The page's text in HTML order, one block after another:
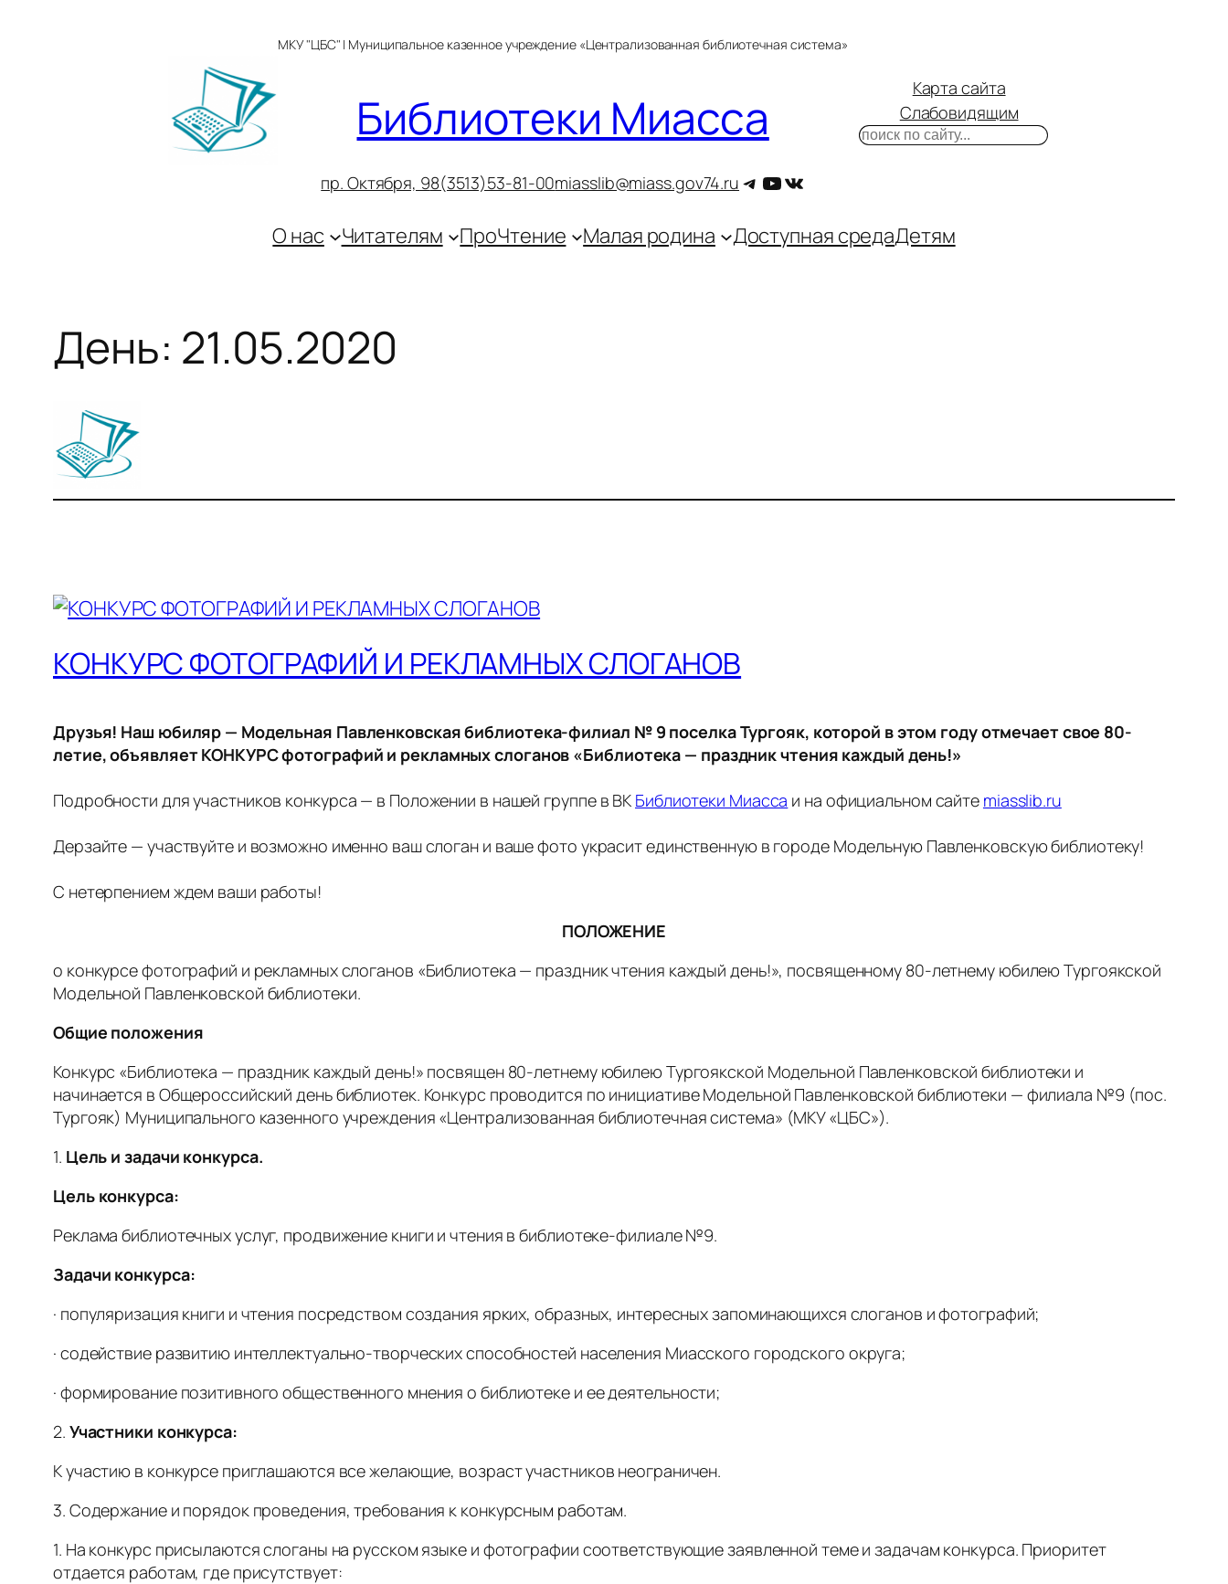
МКУ "ЦБС" | Муниципальное казенное учреждение «Централизованная библиотечная система»
Библиотеки Миасса
пр. Октября, 98(3513)53-81-00miasslib@miass.gov74.ru Telegram
YouTube
ВКонтакте
Карта сайта
Слабовидящим
Поиск
О нас Читателям ПроЧтение Малая родина Доступная средаДетям
День: 21.05.2020
КОНКУРС ФОТОГРАФИЙ И РЕКЛАМНЫХ СЛОГАНОВ
Друзья! Наш юбиляр — Модельная Павленковская библиотека-филиал № 9 поселка Тургояк, которой в этом году отмечает свое 80-
летие, объявляет КОНКУРС фотографий и рекламных слоганов «Библиотека — праздник чтения каждый день!»
Подробности для участников конкурса — в Положении в нашей группе в ВК Библиотеки Миасса и на официальном сайте miasslib.ru
Дерзайте — участвуйте и возможно именно ваш слоган и ваше фото украсит единственную в городе Модельную Павленковскую библиотеку!
С нетерпением ждем ваши работы!
ПОЛОЖЕНИЕ
о конкурсе фотографий и рекламных слоганов «Библиотека — праздник чтения каждый день!», посвященному 80-летнему юбилею Тургоякской
Модельной Павленковской библиотеки.
Общие положения
Конкурс «Библиотека — праздник каждый день!» посвящен 80-летнему юбилею Тургоякской Модельной Павленковской библиотеки и
начинается в Общероссийский день библиотек. Конкурс проводится по инициативе Модельной Павленковской библиотеки — филиала №9 (пос.
Тургояк) Муниципального казенного учреждения «Централизованная библиотечная система» (МКУ «ЦБС»).
1. Цель и задачи конкурса.
Цель конкурса:
Реклама библиотечных услуг, продвижение книги и чтения в библиотеке-филиале №9.
Задачи конкурса:
· популяризация книги и чтения посредством создания ярких, образных, интересных запоминающихся слоганов и фотографий;
· содействие развитию интеллектуально-творческих способностей населения Миасского городского округа;
· формирование позитивного общественного мнения о библиотеке и ее деятельности;
2. Участники конкурса:
К участию в конкурсе приглашаются все желающие, возраст участников неограничен.
3. Содержание и порядок проведения, требования к конкурсным работам.
1. На конкурс присылаются слоганы на русском языке и фотографии соответствующие заявленной теме и задачам конкурса. Приоритет
отдается работам, где присутствует: